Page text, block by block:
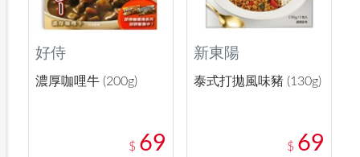
好侍
濃厚咖哩牛 (200g)
$ 69
新東陽
泰式打拋風味豬 (130g)
$ 69